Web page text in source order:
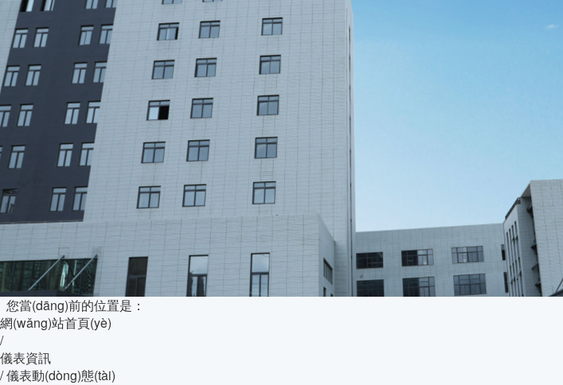
您當(dāng)前的位置是：
網(wǎng)站首頁(yè)
/
儀表資訊
/ 儀表動(dòng)態(tài)